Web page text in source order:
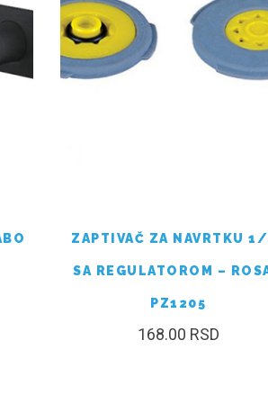
ZAPTIVAČ ZA NAVRTKU
SA REGULATOROM –
PZ1205
168.00 RSD